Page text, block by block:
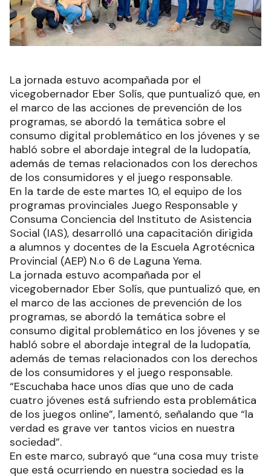
La jornada estuvo acompañada por el
vicegobernador Eber Solís, que puntualizó que, en
el marco de las acciones de prevención de los
programas, se abordó la temática sobre el
consumo digital problemático en los jóvenes y se
habló sobre el abordaje integral de la ludopatía,
además de temas relacionados con los derechos
de los consumidores y el juego responsable.
En la tarde de este martes 10, el equipo de los
programas provinciales Juego Responsable y
Consuma Conciencia del Instituto de Asistencia
Social (IAS), desarrolló una capacitación dirigida
a alumnos y docentes de la Escuela Agrotécnica
Provincial (AEP) N.o 6 de Laguna Yema.
La jornada estuvo acompañada por el
vicegobernador Eber Solís, que puntualizó que, en
el marco de las acciones de prevención de los
programas, se abordó la temática sobre el
consumo digital problemático en los jóvenes y se
habló sobre el abordaje integral de la ludopatía,
además de temas relacionados con los derechos
de los consumidores y el juego responsable.
“Escuchaba hace unos días que uno de cada
cuatro jóvenes está sufriendo esta problemática
de los juegos online”, lamentó, señalando que “la
verdad es grave ver tantos vicios en nuestra
sociedad”.
En este marco, subrayó que “una cosa muy triste
que está ocurriendo en nuestra sociedad es la